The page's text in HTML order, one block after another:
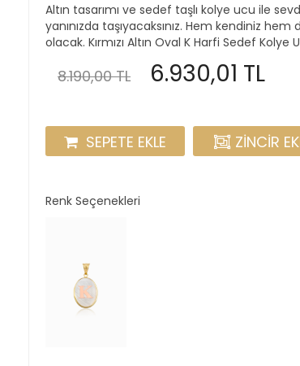
Altın tasarımı ve sedef taşlı kolye ucu ile
yanınızda taşıyacaksınız. Hem kendiniz
olacak. Kırmızı Altın Oval K Harfi Sedef Kolye
8.190,00 TL 6.930,01 TL
SEPETE EKLE ZINCIR
Renk Seçenekleri